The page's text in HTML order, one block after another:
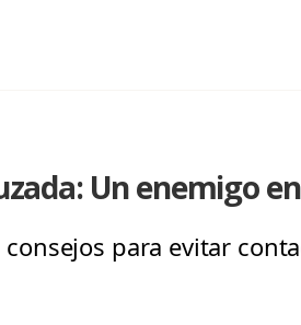
Un enemigo
para evitar